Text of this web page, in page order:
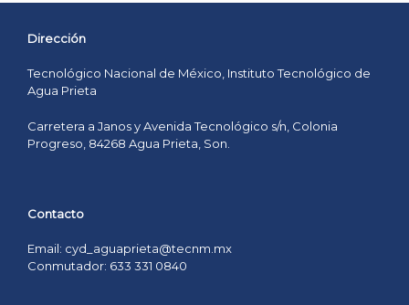
Dirección
Tecnológico Nacional de México, Instituto Tecnológico de
Agua Prieta
Carretera a Janos y Avenida Tecnológico s/n, Colonia
Progreso, 84268 Agua Prieta, Son.
Contacto
Email: cyd_aguaprieta@tecnm.mx
Conmutador: 633 331 0840